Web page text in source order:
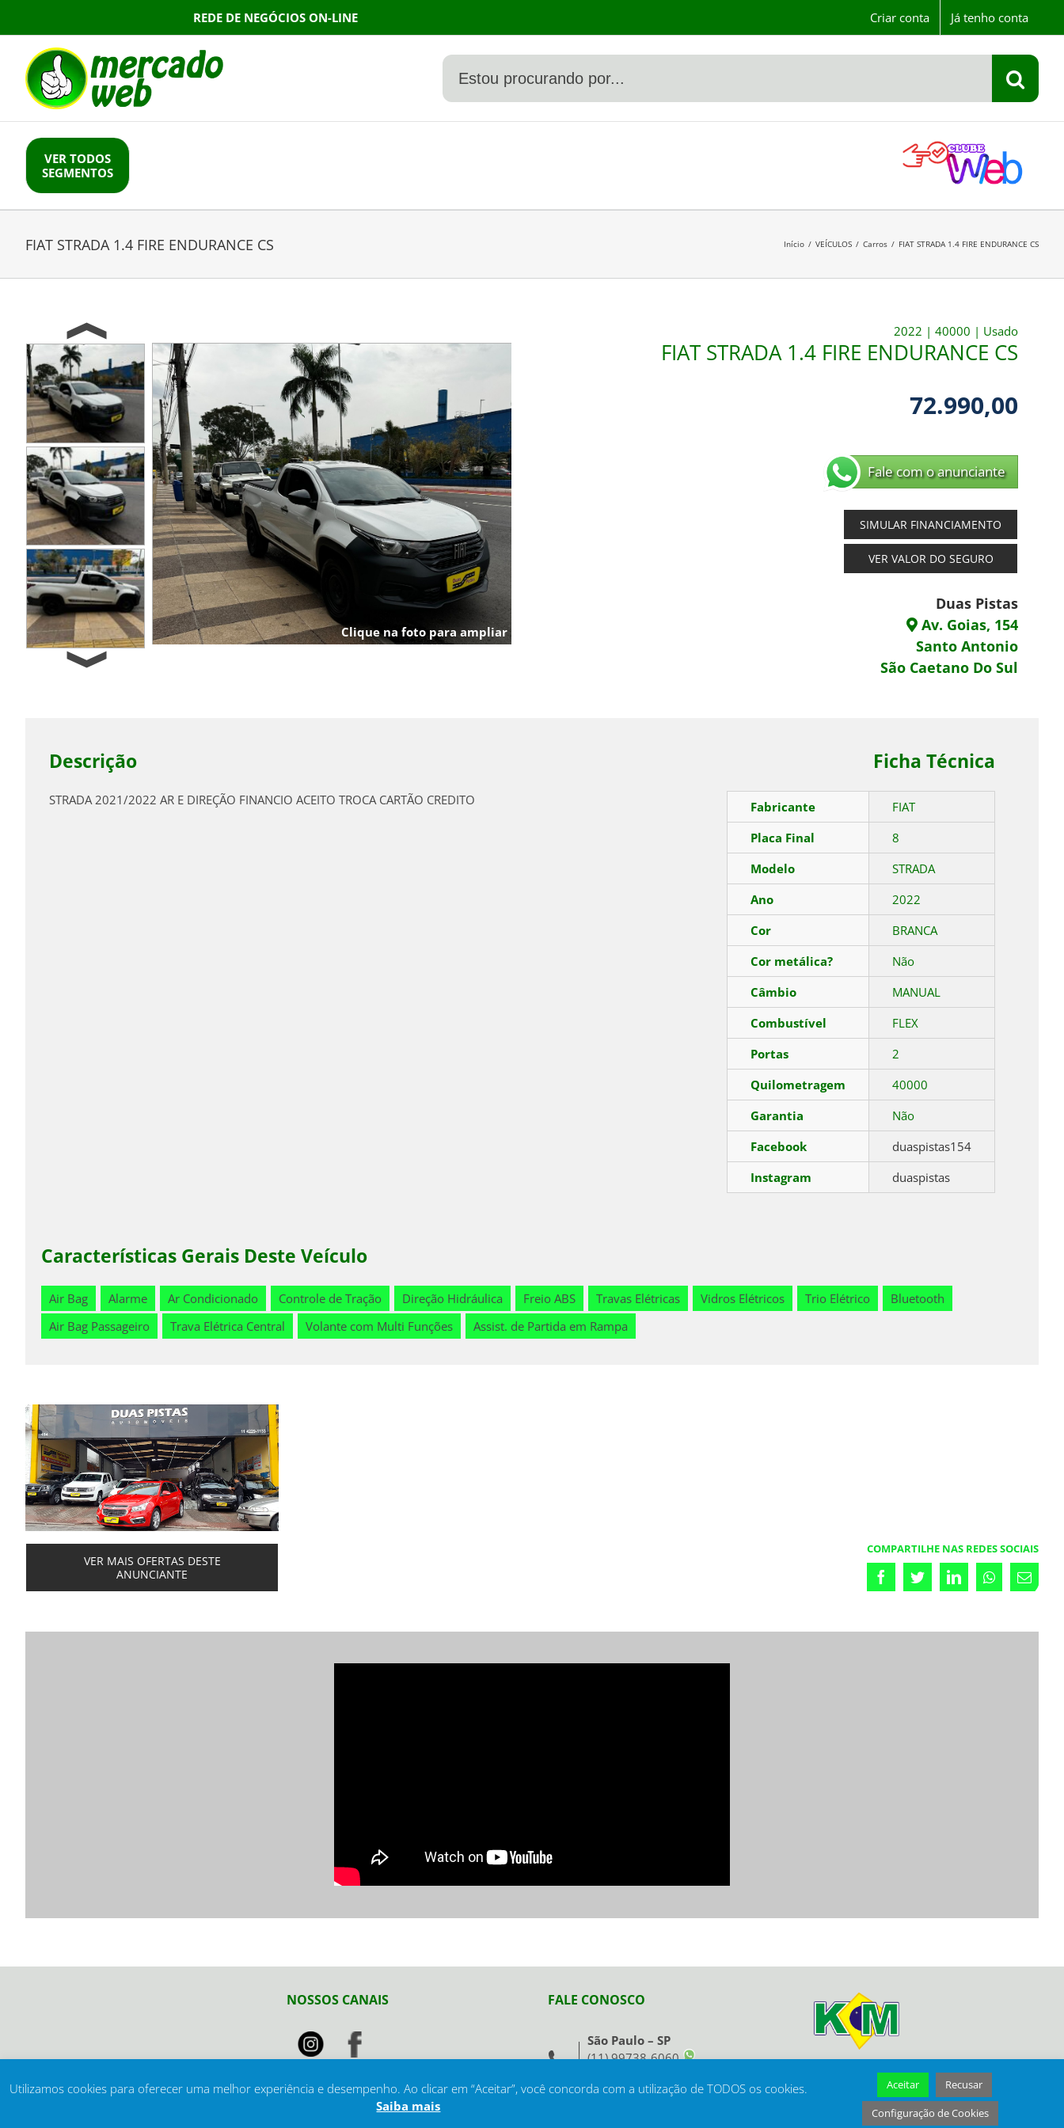
content
REDE DE NEGÓCIOS ON-LINE Criar conta Já tenho conta
VER TODOS
SEGMENTOS
FIAT STRADA 1.4 FIRE ENDURANCE CS Início / VEÍCULOS / Carros / FIAT STRADA 1.4 FIRE ENDURANCE CS
Previous
Next
Clique na foto para ampliar
2022 |40000 | Usado
FIAT STRADA 1.4 FIRE ENDURANCE CS
72.990,00
Fale com o anunciante
SIMULAR FINANCIAMENTO
VER VALOR DO SEGURO
Duas Pistas
Av. Goias, 154
Santo Antonio
São Caetano Do Sul
Descrição
STRADA 2021/2022 AR E DIREÇÃO FINANCIO ACEITO TROCA CARTÃO CREDITO
Ficha Técnica
Fabricante
FIAT
Placa Final
8
Modelo
STRADA
Ano
2022
Cor
BRANCA
Cor metálica?
Não
Câmbio
MANUAL
Combustível
FLEX
Portas
2
Quilometragem
40000
Garantia
Não
Facebook
duaspistas154
Instagram
duaspistas
Características Gerais Deste Veículo
Air Bag Alarme Ar Condicionado Controle de Tração Direção Hidráulica Freio ABS Travas Elétricas Vidros Elétricos Trio Elétrico
Bluetooth
Air Bag Passageiro
Trava Elétrica Central Volante com Multi Funções Assist. de Partida em Rampa
VER MAIS OFERTAS DESTE
ANUNCIANTE
COMPARTILHE NAS REDES SOCIAIS
FacebookTwitterLinkedInWhatsappEmail
NOSSOS CANAIS FALE CONOSCO
São Paulo – SP
(11) 99738-6060
Utilizamos cookies para oferecer uma melhor experiência e desempenho. Ao clicar em “Aceitar”, você concorda com a utilização de TODOS os cookies.
Saiba mais
Aceitar
Recusar
Configuração de Cookies